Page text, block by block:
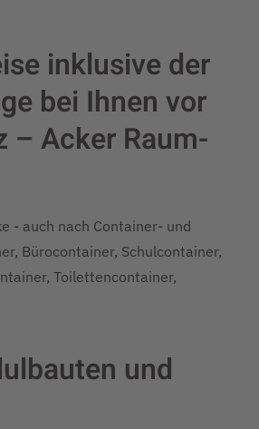
inklusive der
bei Ihnen vor
– Acker Raum-
- auch nach Container- und
Bürocontainer, Schulcontainer,
Toilettencontainer,
und